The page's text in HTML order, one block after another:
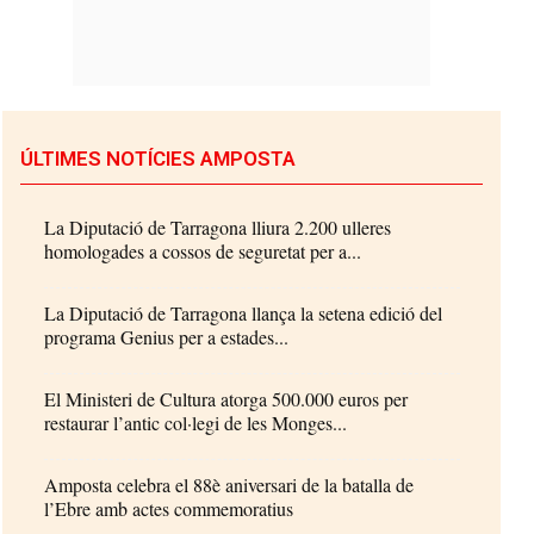
ÚLTIMES NOTÍCIES AMPOSTA
La Diputació de Tarragona lliura 2.200 ulleres
homologades a cossos de seguretat per a...
La Diputació de Tarragona llança la setena edició del
programa Genius per a estades...
El Ministeri de Cultura atorga 500.000 euros per
restaurar l’antic col·legi de les Monges...
Amposta celebra el 88è aniversari de la batalla de
l’Ebre amb actes commemoratius